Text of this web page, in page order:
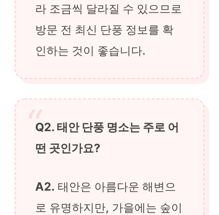
라 조금씩 달라질 수 있으므로
방문 전 최신 단풍 정보를 확
인하는 것이 좋습니다.
Q2. 태안 단풍 명소는 주로 어
떤 곳인가요?
A2. 태안은 아름다운 해변으
로 유명하지만, 가을에는 숲이